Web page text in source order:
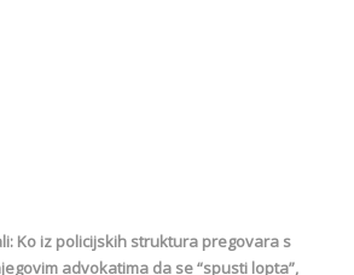
Ko iz policijskih struktura pregovara s
advokatima da se “spusti lopta”,